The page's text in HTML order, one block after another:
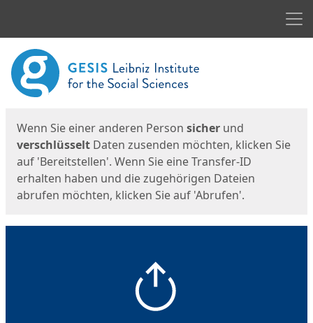
Start
Wenn Sie einer anderen Person sicher und
verschlüsselt Daten zusenden möchten, klicken Sie
auf 'Bereitstellen'. Wenn Sie eine Transfer-ID
erhalten haben und die zugehörigen Dateien
abrufen möchten, klicken Sie auf 'Abrufen'.